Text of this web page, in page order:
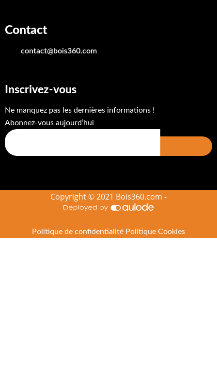
Contact
contact@bois360.com
Inscrivez-vous
Ne manquez pas les dernières informations !
Abonnez-vous aujourd’hui
Copyright © 2021 Bois360.com -
Politique de confidentialité Politique Cookies